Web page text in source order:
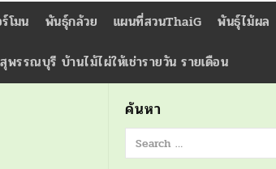
โมน พันธุ์กล้วย แผนที่สวนThaiG
พันธุ์ไม้ผล
รรณบุรี บ้านไม้ไผ่ให้เช่ารายวัน รายเดือน
ค้นหา